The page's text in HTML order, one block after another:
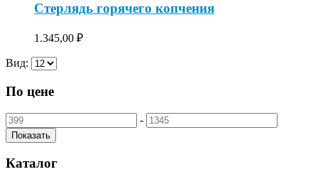
Стерлядь горячего копчения
1.345,00 ₽
Вид:
По цене
-
Показать
Каталог